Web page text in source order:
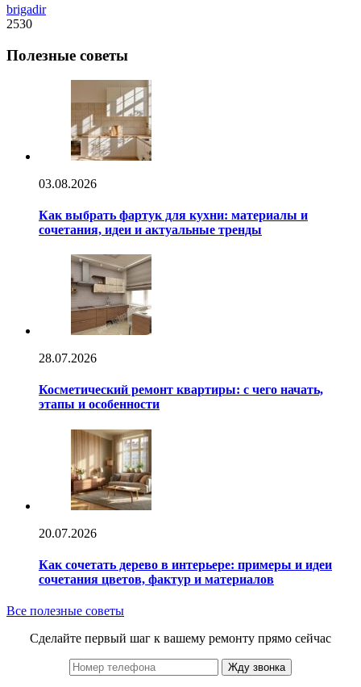
brigadir
2530
Полезные советы
03.08.2026
Как выбрать фартук для кухни: материалы и
сочетания, идеи и актуальные тренды
28.07.2026
Косметический ремонт квартиры: с чего начать,
этапы и особенности
20.07.2026
Как сочетать дерево в интерьере: примеры и идеи
сочетания цветов, фактур и материалов
Все полезные советы
Сделайте первый шаг к вашему ремонту прямо сейчас
Жду звонка